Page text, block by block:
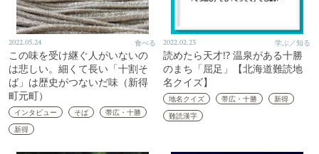
2022.05.24 食べる
この味を受け継ぐ人がいないの
は悲しい。細くて長い「十割そ
ば」は歴史がつないだ味（新得
町元町）
インタビュー そば
帯広・十勝
新得
2022.02.23 学ぶ／知る
読めたら天才!? 温泉がある十勝
のまち「屈足」【北海道難読地
名クイズ】
地名クイズ 帯広・十勝
新得
難読漢字